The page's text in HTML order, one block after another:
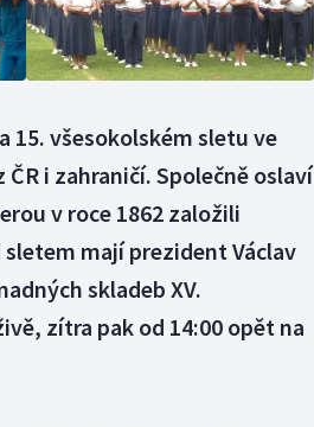
15. všesokolském sletu ve
i zahraničí. Společně oslaví
v roce 1862 založili
mají prezident Václav
skladeb XV.
zítra pak od 14:00 opět na